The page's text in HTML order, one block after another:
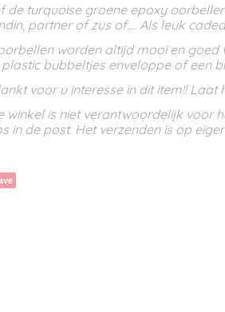
de turquoise groene epoxy
partner of zus of.... Als leuk
worden altijd mooi en goed
plastic bubbeltjes enveloppe of een
voor u interesse in dit item!! Laat
winkel is niet verantwoordelijk voor
in de post. Het verzenden is op